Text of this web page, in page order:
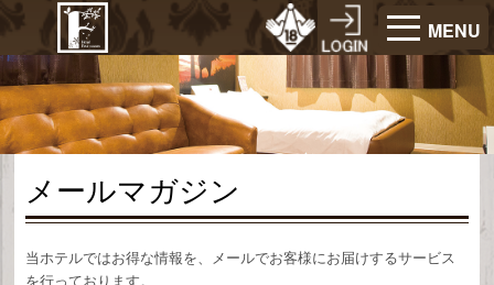
MENU
メールマガジン
当ホテルではお得な情報を、メールでお客様にお届けするサービス
を行っております。